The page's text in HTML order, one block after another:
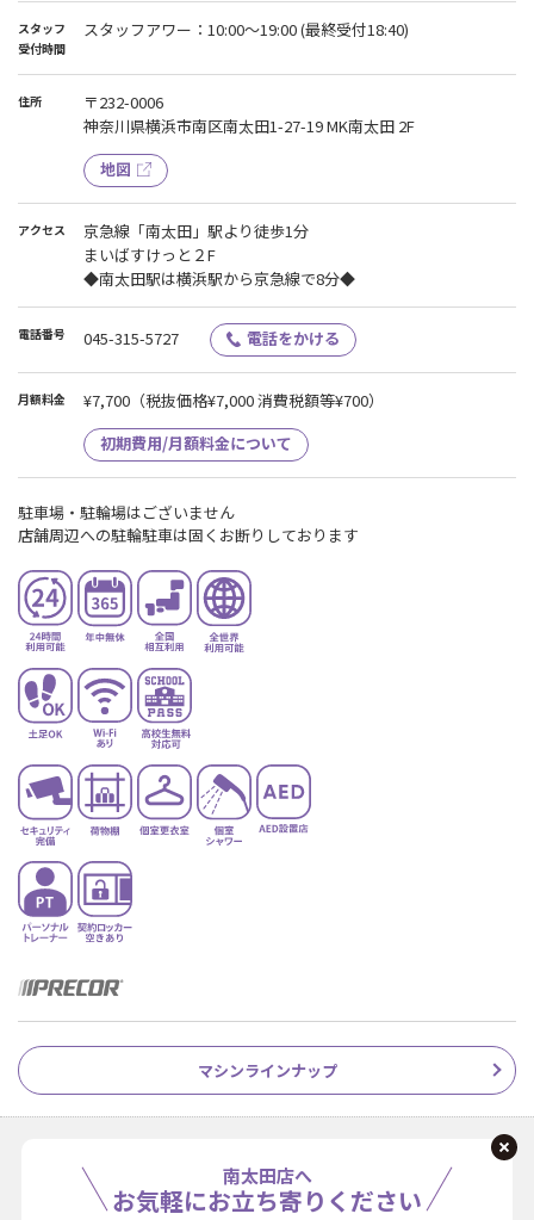
スタッフ
受付時間
スタッフアワー：10:00～19:00 (最終受付18:40)
住所
〒232-0006
神奈川県横浜市南区南太田1-27-19 MK南太田 2F
地図
アクセス
京急線「南太田」駅より徒歩1分
まいばすけっと２F
◆南太田駅は横浜駅から京急線で8分◆
電話番号 045-315-5727 電話をかける
月額料金 ¥7,700 （税抜価格¥7,000 消費税額等¥700）
初期費用/月額料金について
駐車場・駐輪場はございません
店舗周辺への駐輪駐車は固くお断りしております
マシンラインナップ
南太田店へ
お気軽にお立ち寄りください